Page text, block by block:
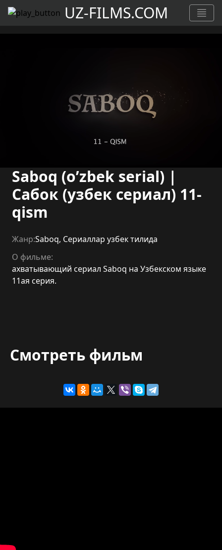
UZ-FILMS.COM
Saboq (o’zbek serial) |
Сабок (узбек сериал) 11-
qism
Жанр:Saboq, Сериаллар узбек тилида
О фильме:
ахватывающий сериал Saboq на Узбекском языке
11ая серия.
Смотреть фильм